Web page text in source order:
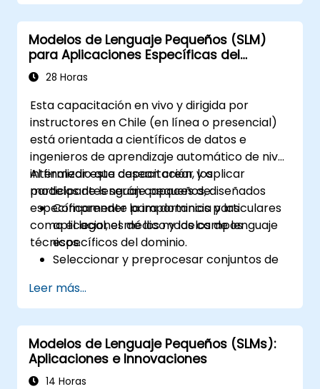
Evaluar y mejorar la efectividad de la
comunicación humano-IA utilizando
métricas adecuadas.
Desplegar interfaces conversacionales
escalables e impulsadas por IA con
real.
Modelos de Lenguaje Pequeños (SLM)
para Aplicaciones Específicas del
Dominio
28 Horas
Esta capacitación en vivo y dirigida por
instructores en Chile (en línea o presencial)
está orientada a científicos de datos e
ingenieros de aprendizaje automático de nivel
intermedio que desean crear y aplicar
modelos de lenguaje pequeños, diseñados
específicamente para dominios particulares
como el legal, el médico y los campos
técnicos.
Al finalizar esta capacitación, los
participantes serán capaces de:
Comprender la importancia y las
aplicaciones de los modelos de lenguaje
específicos del dominio.
Seleccionar y preprocesar conjuntos de
entrenamiento de los modelos.
Entrenar y ajustar finamente (fine-tune)
modelos de lenguaje para aplicaciones
específicas del dominio.
Evaluar y realizar pruebas comparativas
a los modelos utilizando métricas
Leer más...
Modelos de Lenguaje Pequeños (SLMs):
Aplicaciones e Innovaciones
14 Horas